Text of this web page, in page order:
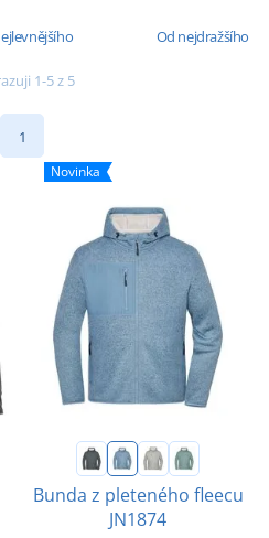
Od nejdražšího
1-5 z 5
1
Novinka
Bunda z pleteného fleecu
JN1874